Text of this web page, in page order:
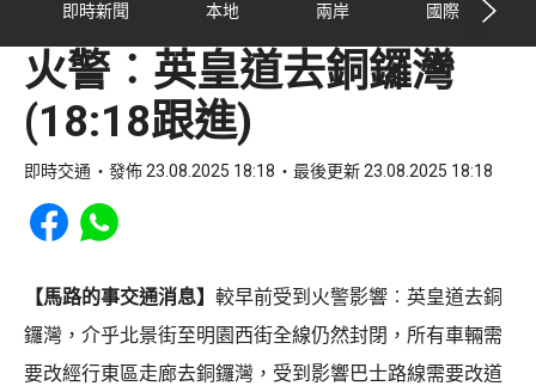
即時新聞 本地 兩岸 國際
火警︰英皇道去銅鑼灣
(18:18跟進)
即時交通 發佈 23.08.2025 18:18 最後更新 23.08.2025 18:18
Share to Facebook
Share to WhatsApp
【馬路的事交通消息】 較早前受到火警影響︰英皇道去銅
鑼灣，介乎北景街至明園西街全線仍然封閉，所有車輛需
要改經行東區走廊去銅鑼灣，受到影響巴士路線需要改道